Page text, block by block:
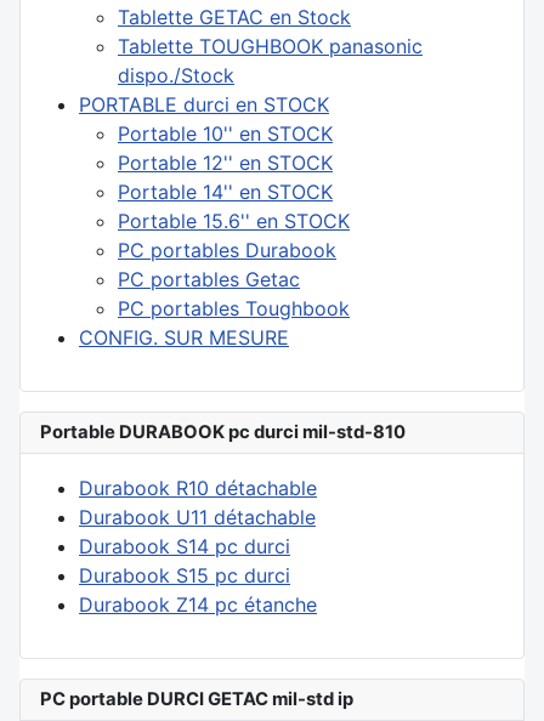
Tablette GETAC en Stock
Tablette TOUGHBOOK panasonic
dispo./Stock
PORTABLE durci en STOCK
Portable 10'' en STOCK
Portable 12'' en STOCK
Portable 14'' en STOCK
Portable 15.6'' en STOCK
PC portables Durabook
PC portables Getac
PC portables Toughbook
CONFIG. SUR MESURE
Portable DURABOOK pc durci mil-std-810
Durabook R10 détachable
Durabook U11 détachable
Durabook S14 pc durci
Durabook S15 pc durci
Durabook Z14 pc étanche
PC portable DURCI GETAC mil-std ip